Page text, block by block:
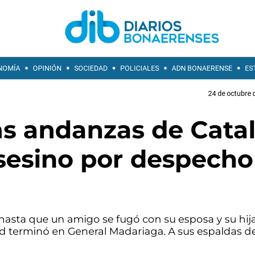
OPINIÓN SOCIEDAD POLICIALES ADN BONAERENSE
24 de octubre
andanzas de
por
que un amigo se fugó con su esposa y su
terminó en General Madariaga. A sus espaldas